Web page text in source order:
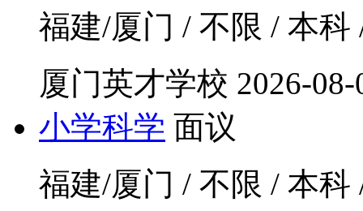
福建/厦门 / 不限 / 本科
厦门英才学校 2026-08-
小学科学 面议
福建/厦门 / 不限 / 本科